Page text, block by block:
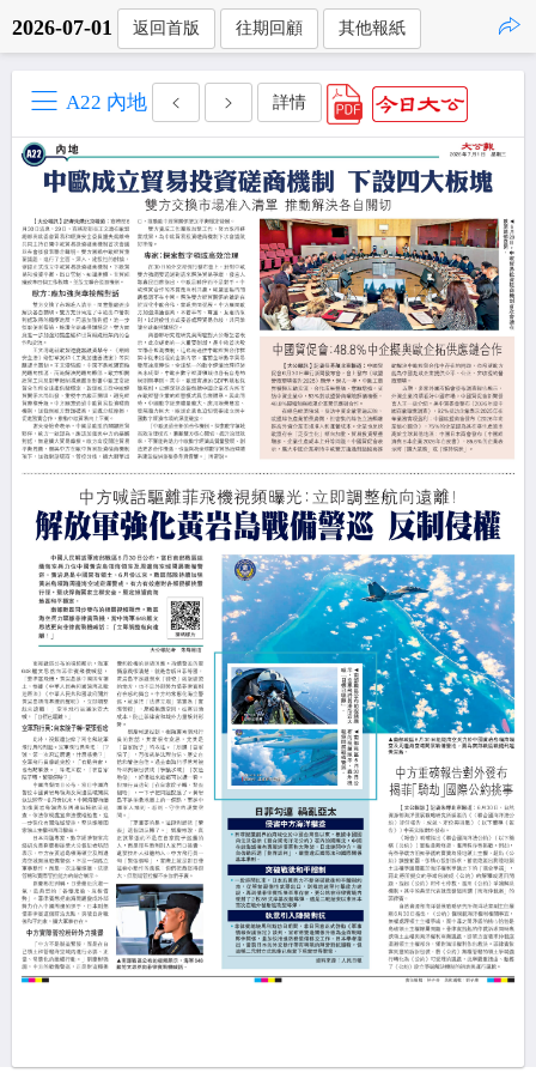
2026-07-01 返回首版 往期回顧 其他報紙
A22 內地 詳情